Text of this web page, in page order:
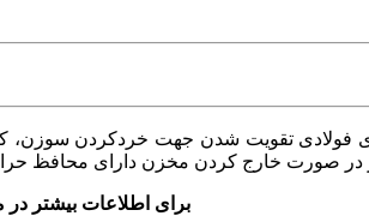
در صورت خارج کردن مخزن دارای محافظ
برای اطلاعات بیشتر